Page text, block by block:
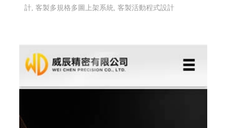
計, 客製多規格多圖上架系統, 客製活動程式設計